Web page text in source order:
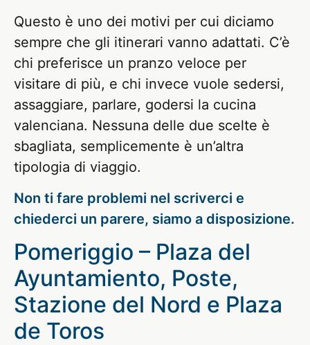
Questo è uno dei motivi per cui diciamo
sempre che gli itinerari vanno adattati. C’è
chi preferisce un pranzo veloce per
visitare di più, e chi invece vuole sedersi,
assaggiare, parlare, godersi la cucina
valenciana. Nessuna delle due scelte è
sbagliata, semplicemente è un’altra
tipologia di viaggio.
Non ti fare problemi nel scriverci e
chiederci un parere, siamo a disposizione.
Pomeriggio – Plaza del
Ayuntamiento, Poste,
Stazione del Nord e Plaza
de Toros